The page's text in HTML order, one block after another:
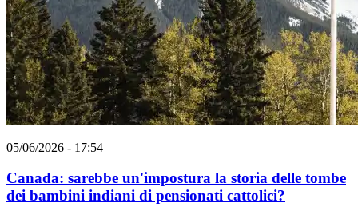
05/06/2026 - 17:54
Canada: sarebbe un'impostura la storia delle tombe
dei bambini indiani di pensionati cattolici?